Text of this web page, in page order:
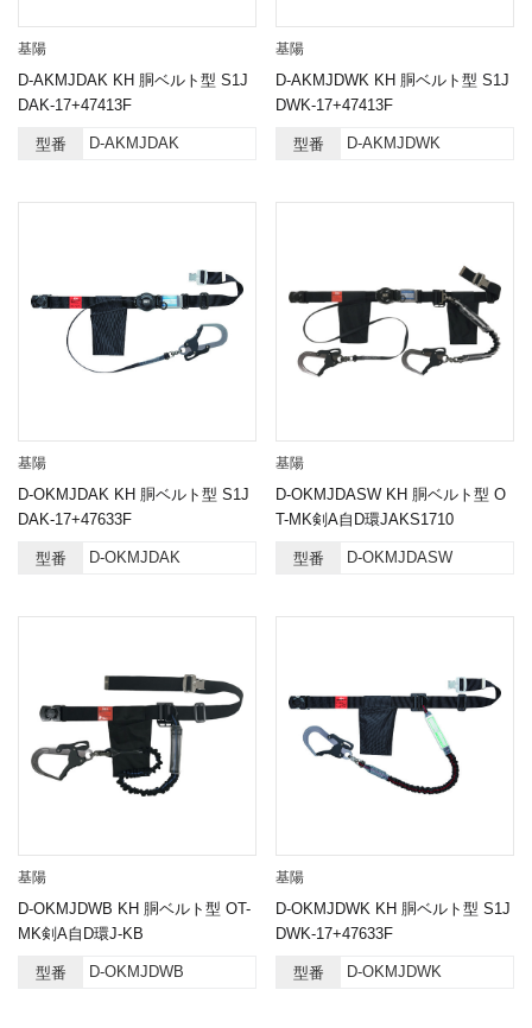
基陽
D-AKMJDAK KH 胴ベルト型 S1J
DAK-17+47413F
型番 D-AKMJDAK
基陽
D-AKMJDWK KH 胴ベルト型 S1J
DWK-17+47413F
型番 D-AKMJDWK
基陽
D-OKMJDAK KH 胴ベルト型 S1J
DAK-17+47633F
型番 D-OKMJDAK
基陽
D-OKMJDASW KH 胴ベルト型 O
T-MK剣A自D環JAKS1710
型番 D-OKMJDASW
基陽
D-OKMJDWB KH 胴ベルト型 OT-
MK剣A自D環J-KB
型番 D-OKMJDWB
基陽
D-OKMJDWK KH 胴ベルト型 S1J
DWK-17+47633F
型番 D-OKMJDWK